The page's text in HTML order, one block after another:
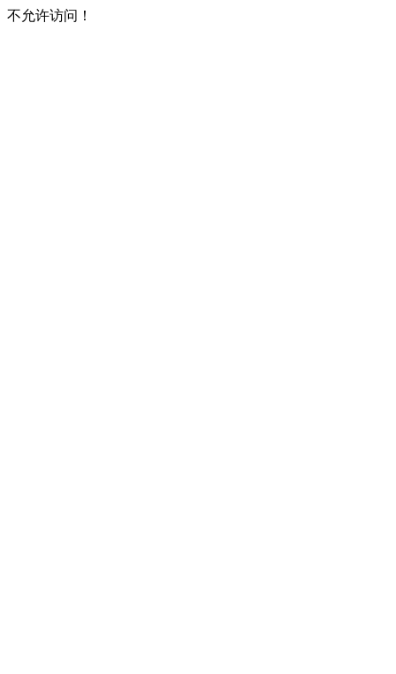
不允许访问！